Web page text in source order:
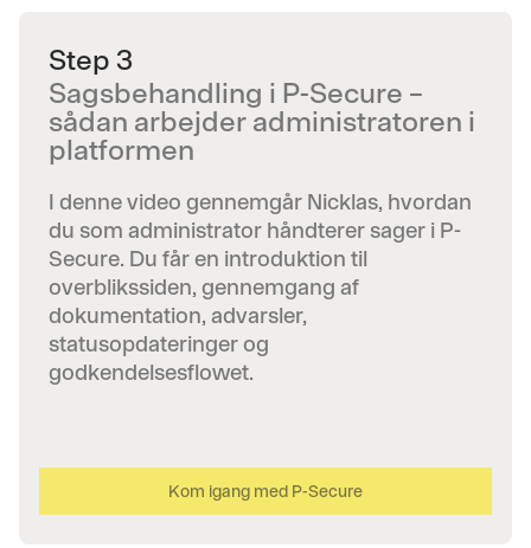
Step 3
Sagsbehandling i P-Secure –
sådan arbejder administratoren i
platformen
I denne video gennemgår Nicklas, hvordan
du som administrator håndterer sager i P-
Secure. Du får en introduktion til
overblikssiden, gennemgang af
dokumentation, advarsler,
statusopdateringer og
godkendelsesflowet.
Kom igang med P-Secure